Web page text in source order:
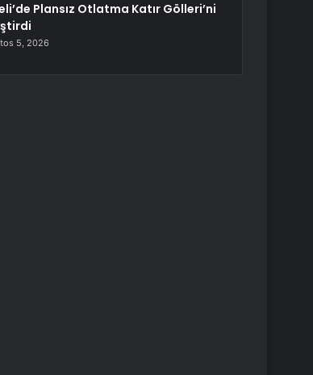
Plansız Otlatma Katır Gölleri’ni
5, 2026